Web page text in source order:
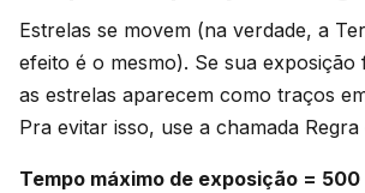
Estrelas se movem (na verdade, a
efeito é o mesmo). Se sua
as estrelas aparecem como traços
Pra evitar isso, use a chamada Regra
Tempo máximo de exposição =